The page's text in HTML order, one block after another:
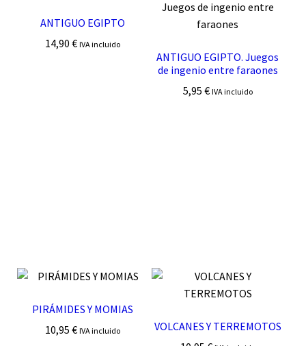
ANTIGUO EGIPTO
14,90€ IVA incluido
ANTIGUO EGIPTO. Juegos
de ingenio entre faraones
5,95 € IVA incluido
PIRÁMIDES Y MOMIAS
10,95€ IVA incluido
VOLCANES Y TERREMOTOS